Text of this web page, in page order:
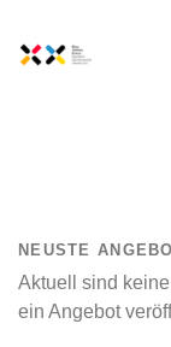
NEUSTE
Aktuell sind
ein Angebot